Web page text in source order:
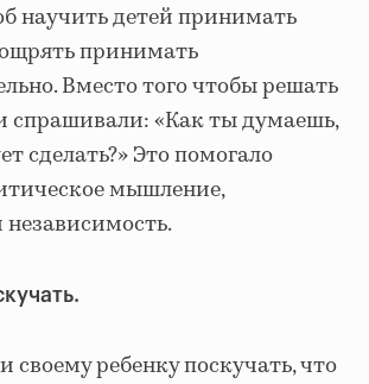
научить детей принимать
принимать
Вместо того чтобы решать
спрашивали: «Как ты думаешь,
сделать?» Это помогало
мышление,
независимость.
своему ребенку поскучать, что